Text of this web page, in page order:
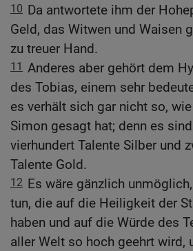
10 Da antwortete ihm der
Geld, das Witwen und Waisen
zu treuer Hand.
11 Anderes aber gehört dem
des Tobias, einem sehr
es verhält sich gar nicht so,
Simon gesagt hat; denn es
vierhundert Talente Silber und
Talente Gold.
12 Es wäre gänzlich
tun, die auf die Heiligkeit der
haben und auf die Würde des
aller Welt so hoch geehrt wird,